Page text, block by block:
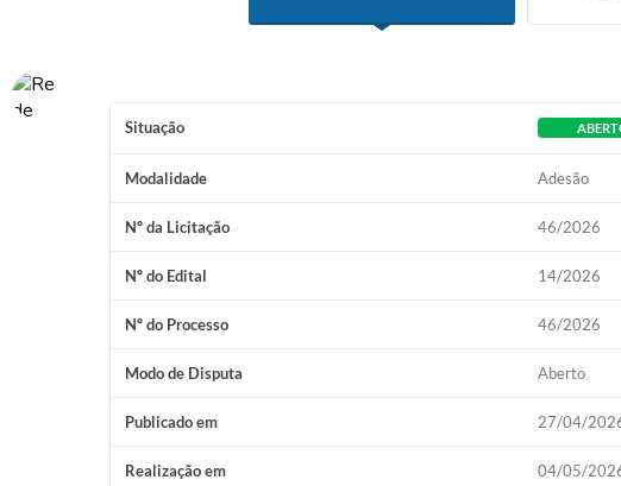
Situação
Modalidade Adesão
Nº da Licitação 46/2026
Nº do Edital 14/2026
Nº do Processo 46/2026
Modo de Disputa Aberto
Publicado em 27/04/
Realização em 04/05/